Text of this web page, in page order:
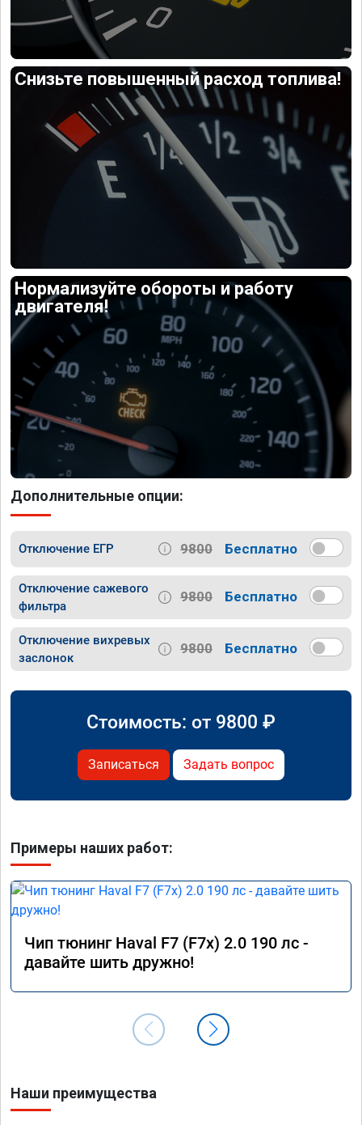
Снизьте повышенный расход топлива!
Нормализуйте обороты и работу
двигателя!
Дополнительные опции:
Отключение ЕГР 9800 Бесплатно
Отключение сажевого
фильтра
9800 Бесплатно
Отключение вихревых
заслонок
9800 Бесплатно
Стоимость: от 9800 ₽
Записаться Задать вопрос
Примеры наших работ:
Чип тюнинг Haval F7 (F7x) 2.0 190 лс -
давайте шить дружно!
Наши преимущества